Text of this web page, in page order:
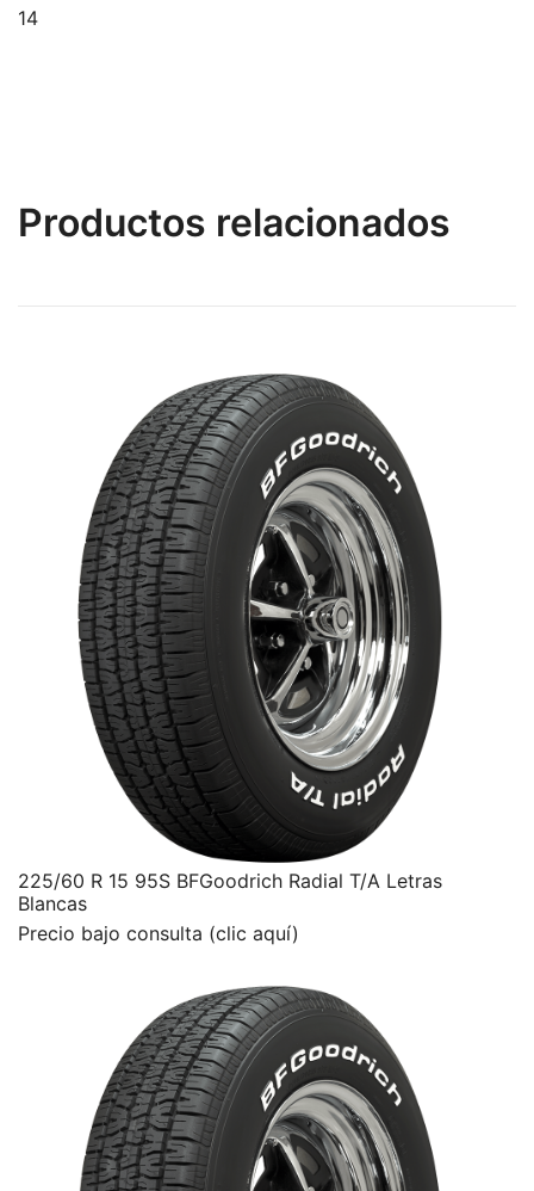
14
Productos relacionados
225/60 R 15 95S BFGoodrich Radial T/A Letras
Blancas
Precio bajo consulta (clic aquí)